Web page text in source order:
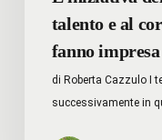
impresa
nostro
territorio.
talento e al
fanno
di Roberta Cazzulo I
successivamente in